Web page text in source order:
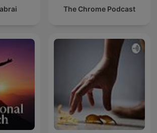
The Chrome Podcast